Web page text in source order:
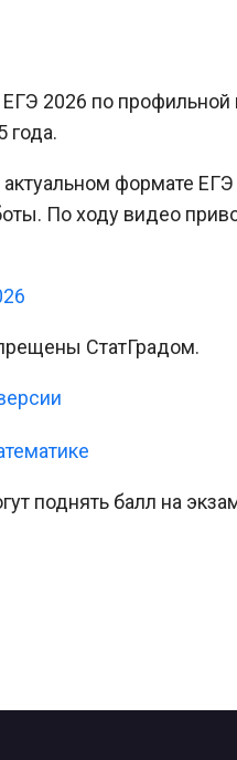
2026 по профильной
года.
формате ЕГЭ
По ходу видео
СтатГрадом.
поднять балл на